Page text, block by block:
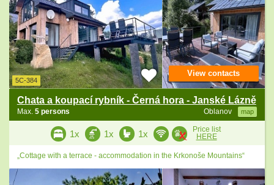
5C-384
Chata a koupací rybník - Černá hora - Janské Lázně
Oblanov map
Max. 5 persons
View contacts
1x 1x 1x
Price list
HERE
„Cottage with a terrace - accommodation in the Krkonoše Mountains“